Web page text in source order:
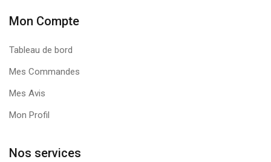
Mon Compte
Tableau de bord
Mes Commandes
Mes Avis
Mon Profil
Nos services